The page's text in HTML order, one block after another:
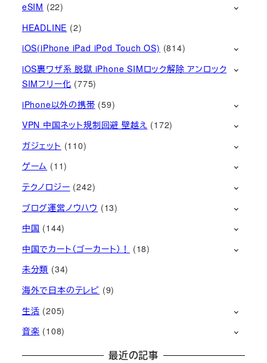
eSIM (22)
HEADLINE (2)
iOS(iPhone iPad iPod Touch OS) (814)
iOS裏ワザ系 脱獄 iPhone SIMロック解除 アンロック
SIMフリー化 (775)
iPhone以外の携帯 (59)
VPN 中国ネット規制回避 壁越え (172)
ガジェット (110)
ゲーム (11)
テクノロジー (242)
ブログ運営ノウハウ (13)
中国 (144)
中国でカート（ゴーカート）！
(18)
未分類 (34)
海外で日本のテレビ (9)
生活 (205)
音楽 (108)
最近の記事